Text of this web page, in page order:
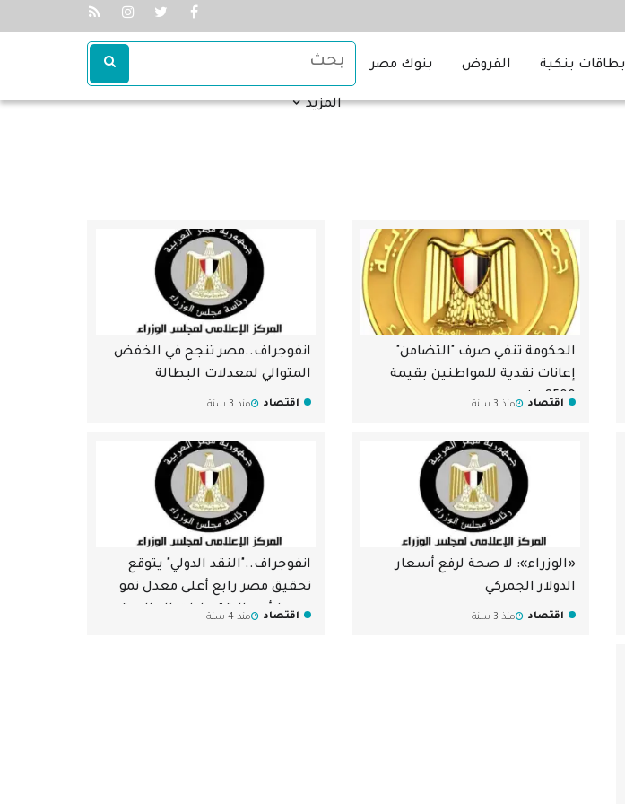
بطاقات بنكية القروض بنوك مصر
المزيد
الحكومة تنفي صرف "التضامن"
إعانات نقدية للمواطنين بقيمة
8500 جنيه
اقتصاد منذ 3 سنة
انفوجراف..مصر تنجح في الخفض
المتوالي لمعدلات البطالة
اقتصاد منذ 3 سنة
«الوزراء»: لا صحة لرفع أسعار
الدولار الجمركي
اقتصاد منذ 3 سنة
انفوجراف.."النقد الدولي" يتوقع
تحقيق مصر رابع أعلى معدل نمو
وسط أهم الاقتصادات العالمية
اقتصاد منذ 4 سنة